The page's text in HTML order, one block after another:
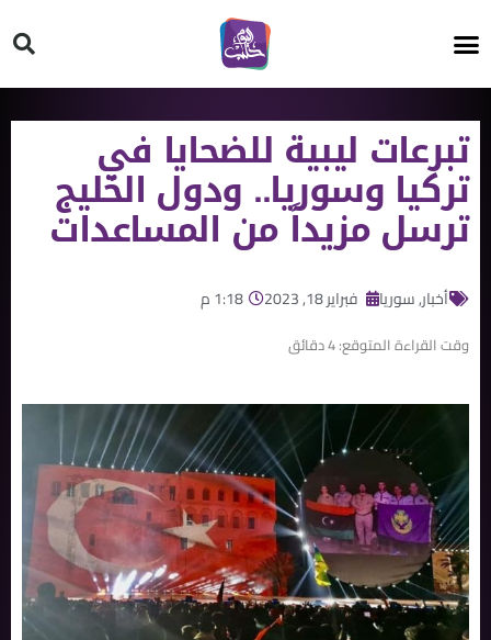
تبرعات ليبية للضحايا في
تركيا وسوريا.. ودول الخليج
ترسل مزيداً من المساعدات
أخبار,سوريا فبراير 18, 2023 1:18 م
وقت القراءة المتوقع:4دقائق